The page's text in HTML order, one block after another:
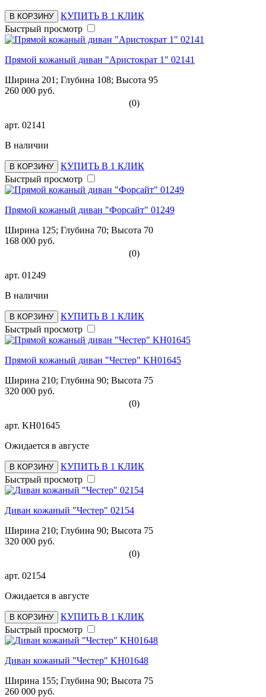
В КОРЗИНУ
КУПИТЬ В 1 КЛИК
Быстрый просмотр
Прямой кожаный диван "Аристократ 1" 02141
Ширина 201; Глубина 108; Высота 95
260 000 руб.
(0)
арт. 02141
В наличии
В КОРЗИНУ
КУПИТЬ В 1 КЛИК
Быстрый просмотр
Прямой кожаный диван "Форсайт" 01249
Ширина 125; Глубина 70; Высота 70
168 000 руб.
(0)
арт. 01249
В наличии
В КОРЗИНУ
КУПИТЬ В 1 КЛИК
Быстрый просмотр
Прямой кожаный диван "Честер" KH01645
Ширина 210; Глубина 90; Высота 75
320 000 руб.
(0)
арт. KH01645
Ожидается в августе
В КОРЗИНУ
КУПИТЬ В 1 КЛИК
Быстрый просмотр
Диван кожаный "Честер" 02154
Ширина 210; Глубина 90; Высота 75
320 000 руб.
(0)
арт. 02154
Ожидается в августе
В КОРЗИНУ
КУПИТЬ В 1 КЛИК
Быстрый просмотр
Диван кожаный "Честер" KH01648
Ширина 155; Глубина 90; Высота 75
260 000 руб.